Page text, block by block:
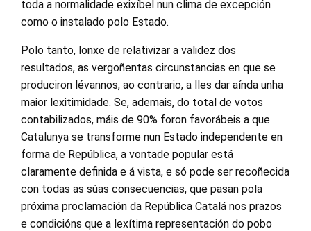
toda a normalidade exixíbel nun clima de excepción
como o instalado polo Estado.
Polo tanto, lonxe de relativizar a validez dos
resultados, as vergoñentas circunstancias en que se
produciron lévannos, ao contrario, a lles dar aínda unha
maior lexitimidade. Se, ademais, do total de votos
contabilizados, máis de 90% foron favorábeis a que
Catalunya se transforme nun Estado independente en
forma de República, a vontade popular está
claramente definida e á vista, e só pode ser recoñecida
con todas as súas consecuencias, que pasan pola
próxima proclamación da República Catalá nos prazos
e condicións que a lexítima representación do pobo